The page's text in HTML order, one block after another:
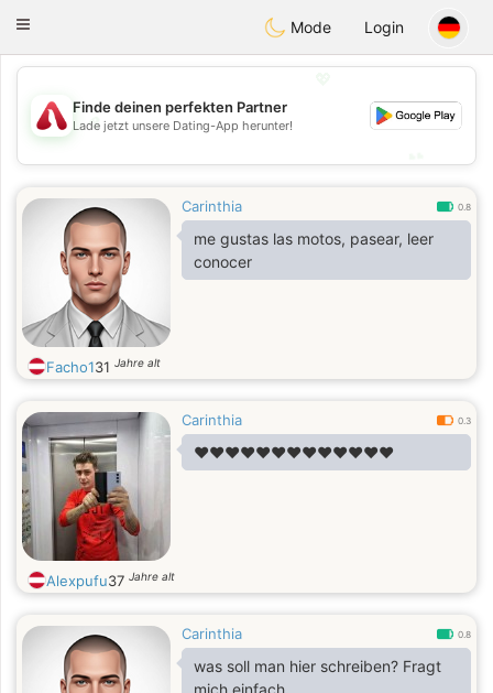
Österreich Chat
Toggle
Mode Login
💖
💕
Finde deinen perfekten Partner
Lade jetzt unsere Dating-App herunter!
Carinthia 0.8
me gustas las motos, pasear, leer
conocer
Facho131 Jahre alt
Carinthia 0.3
❤️❤️❤️❤️❤️❤️❤️❤️❤️❤️❤️❤️❤️
Alexpufu37 Jahre alt
Carinthia 0.8
was soll man hier schreiben? Fragt
mich einfach.